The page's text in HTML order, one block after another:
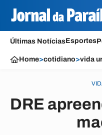
Últimas NotíciasEsportes
Home>cotidiano>vida
DRE